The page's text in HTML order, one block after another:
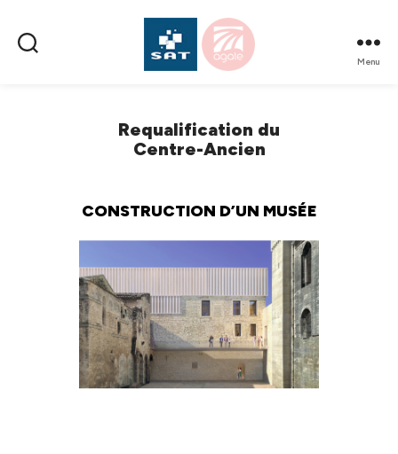
Menu
Requalification du
Centre-Ancien
CONSTRUCTION D’UN MUSÉE